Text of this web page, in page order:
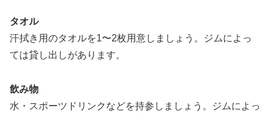
タオル
汗拭き用のタオルを1〜2枚用意しましょう。ジムによっ
ては貸し出しがあります。
飲み物
水・スポーツドリンクなどを持参しましょう。ジムによっ